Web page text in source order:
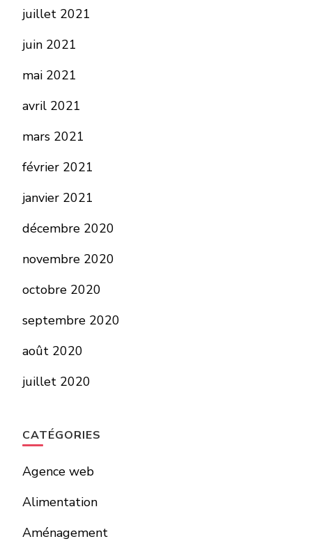
juillet 2021
juin 2021
mai 2021
avril 2021
mars 2021
février 2021
janvier 2021
décembre 2020
novembre 2020
octobre 2020
septembre 2020
août 2020
juillet 2020
CATÉGORIES
Agence web
Alimentation
Aménagement